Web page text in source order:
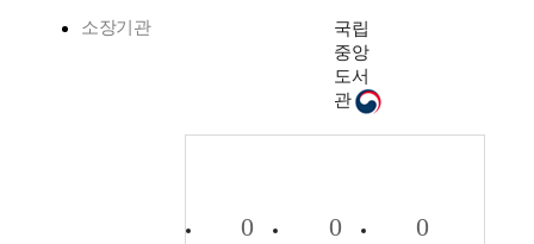
소장기관
국립
중앙
도서
관
0 0 0